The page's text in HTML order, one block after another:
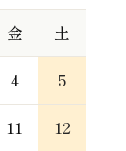
金 土
4 5
11 12